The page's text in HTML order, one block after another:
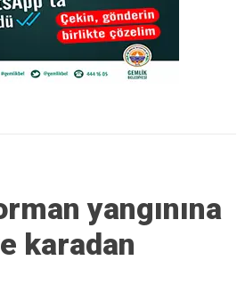
yangınına
karadan